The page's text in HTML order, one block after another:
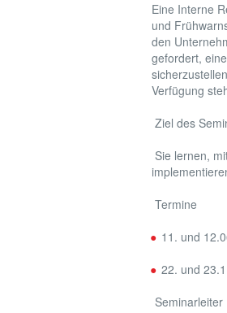
Eine Interne
und
den
gefordert,
Verfügung
Ziel des
Sie lernen,
Termine
11. und
22. und
Seminarleiter